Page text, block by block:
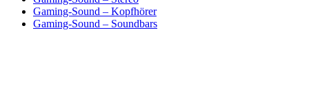
Gaming-Sound – Kopfhörer
Gaming-Sound – Soundbars